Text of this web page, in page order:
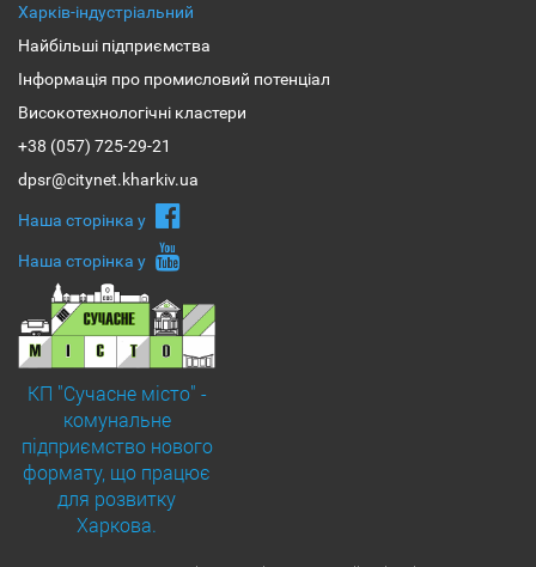
Харків-індустріальний
Найбільші підприємства
Інформація про промисловий потенціал
Високотехнологічні кластери
+38 (057) 725-29-21
dpsr@citynet.kharkiv.ua
Наша сторiнка у
Наша сторiнка у
КП "Сучасне місто" -
комунальне
підприємство нового
формату, що працює
для розвитку
Харкова.